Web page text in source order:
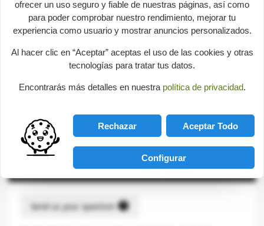
SIMILARES
Ver productos similares a este
Description
Progresive baby puzzles, the sea. Piece together the 9
Logic & Skill -Puzzles-children's
Consultas sobre este producto
Send us your question help
ofrecer un uso seguro y fiable de nuestras páginas, así como
para poder comprobar nuestro rendimiento, mejorar tu
experiencia como usuario y mostrar anuncios personalizados.
Al hacer clic en “Aceptar” aceptas el uso de las cookies y otras
tecnologías para tratar tus datos.
Encontrarás más detalles en nuestra política de privacidad.
Aceptar Todo
Configurar
Rechazar